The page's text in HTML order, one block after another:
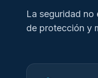
La seguridad no
de protección y